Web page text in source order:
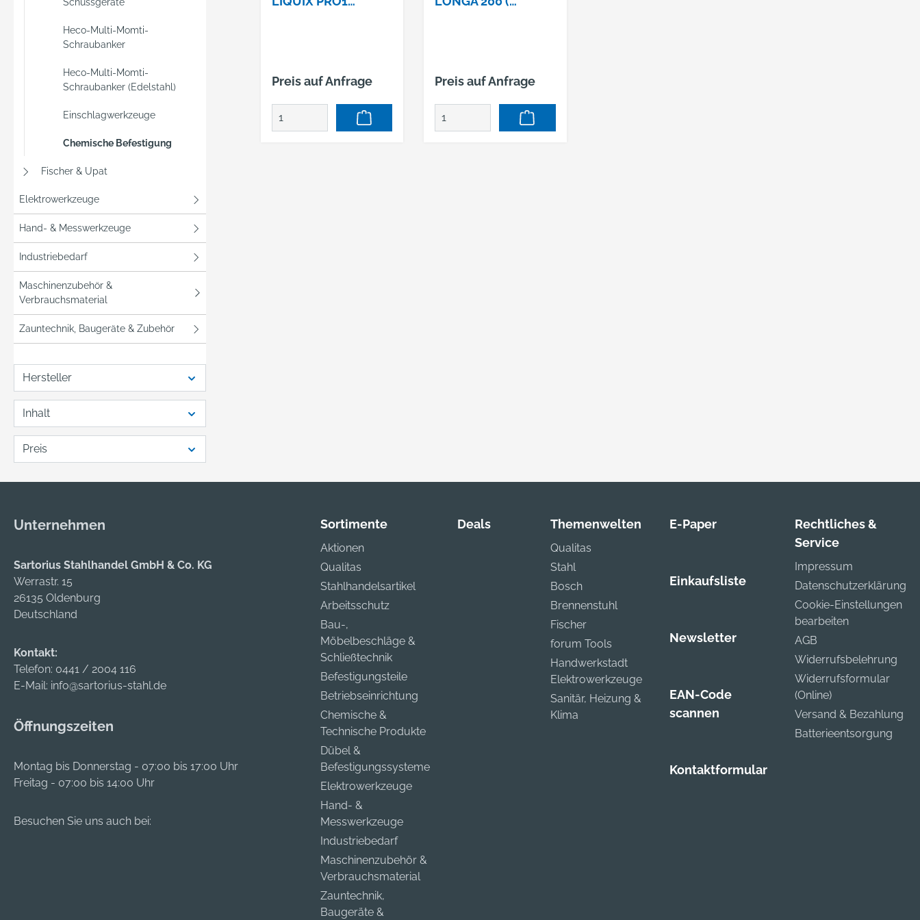
Heco-Multi-Momti-
Schraubanker
Heco-Multi-Momti-
Schraubanker (Edelstahl)
Einschlagwerkzeuge
Chemische Befestigung
Fischer & Upat
Elektrowerkzeuge
Hand- & Messwerkzeuge
Industriebedarf
Maschinenzubehör &
Verbrauchsmaterial
Zauntechnik, Baugeräte & Zubehör
Hersteller
Inhalt
Preis
Preis auf Anfrage
Preis auf Anfrage
Unternehmen
Sartorius Stahlhandel GmbH & Co. KG
Werrastr. 15
26135 Oldenburg
Deutschland
Kontakt:
Telefon: 0441 / 2004 116
E-Mail: info@sartorius-stahl.de
Öffnungszeiten
Montag bis Donnerstag - 07:00 bis 17:00 Uhr
Freitag - 07:00 bis 14:00 Uhr
Besuchen Sie uns auch bei:
Sortimente
Aktionen
Qualitas
Stahlhandelsartikel
Arbeitsschutz
Bau-,
Möbelbeschläge &
Schließtechnik
Befestigungsteile
Betriebseinrichtung
Chemische &
Technische Produkte
Dübel &
Befestigungssysteme
Elektrowerkzeuge
Hand- &
Messwerkzeuge
Industriebedarf
Maschinenzubehör &
Verbrauchsmaterial
Zauntechnik,
Baugeräte &
Deals Themenwelten
Qualitas
Stahl
Bosch
Brennenstuhl
Fischer
forum Tools
Handwerkstadt
Elektrowerkzeuge
Sanitär, Heizung &
Klima
E-Paper
Einkaufsliste
Newsletter
EAN-Code
scannen
Kontaktformular
Rechtliches &
Service
Impressum
Datenschutzerklärung
Cookie-Einstellungen
bearbeiten
AGB
Widerrufsbelehrung
Widerrufsformular
(Online)
Versand & Bezahlung
Batterieentsorgung